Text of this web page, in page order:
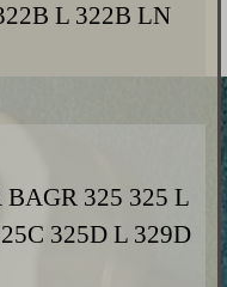
L 322B LN
325 325 L
325D L 329D